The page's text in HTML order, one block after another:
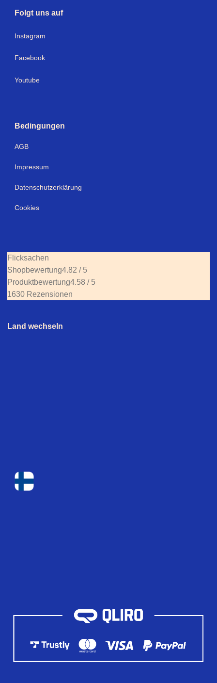
Folgt uns auf
Instagram
Facebook
Youtube
Bedingungen
AGB
Impressum
Datenschutzerklärung
Cookies
Flicksachen
Shopbewertung4.82 / 5
Produktbewertung4.58 / 5
1630 Rezensionen
Land wechseln